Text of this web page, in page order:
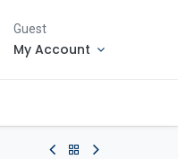
Guest
My Account